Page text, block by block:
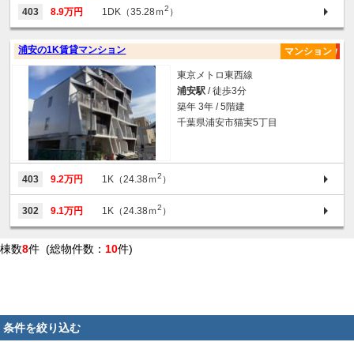
403 8.9万円 1DK（35.28ｍ2 ）
浦安の1K賃貸マンション マンション
東京メトロ東西線
浦安駅 / 徒歩3分
築年 3年 / 5階建
千葉県浦安市猫実5丁目
403 9.2万円 1K（24.38ｍ2 ）
302 9.1万円 1K（24.38ｍ2 ）
棟数8件 (総物件数： 10件)
条件を絞り込む